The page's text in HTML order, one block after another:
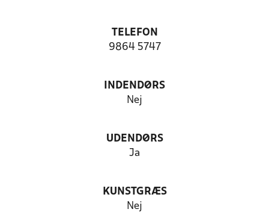
TELEFON
9864 5747
INDENDØRS
Nej
UDENDØRS
Ja
KUNSTGRÆS
Nej